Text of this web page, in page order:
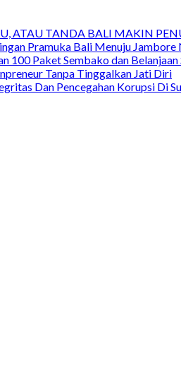
ATAU TANDA BALI MAKIN
Pramuka Bali Menuju
100 Paket Sembako dan
Tanpa Tinggalkan Jati Diri
Dan Pencegahan Korupsi Di